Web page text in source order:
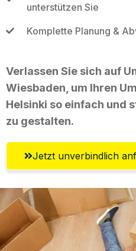
unterstützen Sie
Komplette Planung &
Verlassen Sie sich auf
Wiesbaden, um Ihren
Helsinki so einfach und
zu gestalten.
Jetzt unverbindlich